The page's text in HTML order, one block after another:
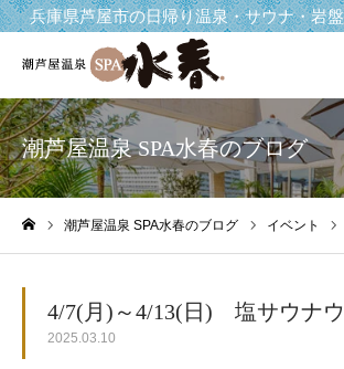
兵庫県芦屋市の日帰り温泉・サウナ・岩
潮芦屋温泉 SPA水春のブログ
潮芦屋温泉 SPA水春のブログ イベント
4/7(月)～4/13(日) 塩サウナ
2025.03.10